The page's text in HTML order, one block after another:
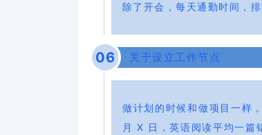
除了开会，每天通勤时间，
06 关于设立工作节点
做计划的时候和做项目一样
月 X 日，英语阅读平均一篇